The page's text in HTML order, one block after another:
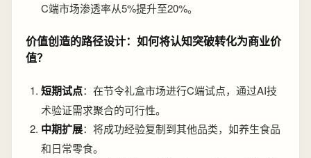
C端市场渗透率从5%提升至20%。
价值创造的路径设计：如何将认知突破转化为商业价
值？
短期试点：在节令礼盒市场进行C端试点，通过AI技
术验证需求聚合的可行性。
中期扩展：将成功经验复制到其他品类，如养生食品
和日常零食。